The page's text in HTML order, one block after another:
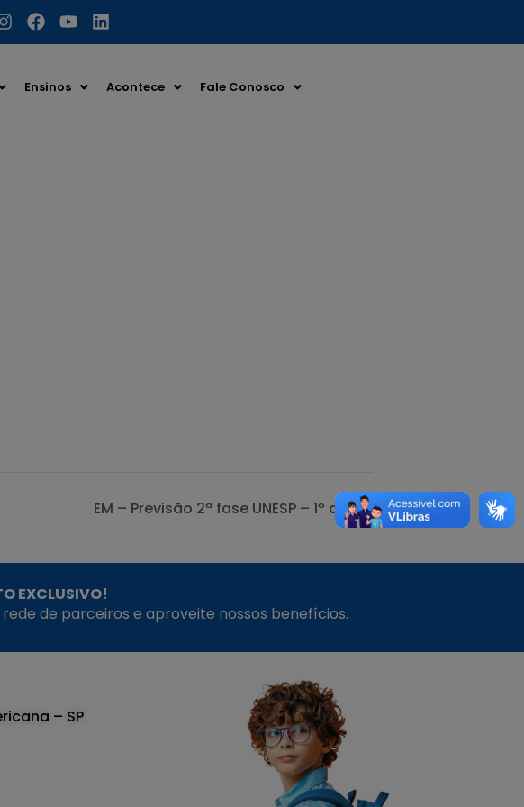
Ensinos Acontece Fale Conosco
EM – Previsão 2ª fase UNESP – 1º dia
EXCLUSIVO!
de parceiros e aproveite nossos benefícios.
– SP